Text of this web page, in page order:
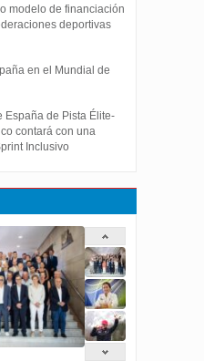
modelo de financiación
deportivas
en el Mundial de
España de Pista Élite-
contará con una
Inclusivo